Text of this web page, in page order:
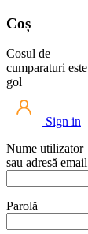
Coș
Cosul de
cumparaturi este
gol
Sign in
Nume utilizator
sau adresă email
Parolă